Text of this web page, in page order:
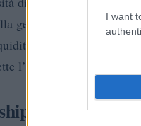
I want
gestione tecnica al
intraday e
l’andamento del
tecnica tra